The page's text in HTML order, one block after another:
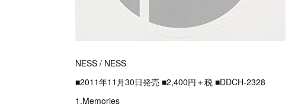
NESS / NESS
■2011年11月30日発売 ■2,400円＋税 ■DDCH-2328
1.Memories